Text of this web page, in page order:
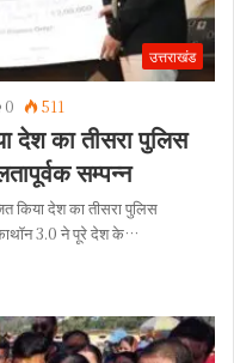
उत्तराखंड
0 511
देश का तीसरा पुलिस
सम्पन्न
किया देश का तीसरा पुलिस
3.0 ने पूरे देश के…